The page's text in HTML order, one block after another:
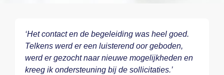
‘Het contact en de begeleiding was heel goed.
Telkens werd er een luisterend oor geboden,
werd er gezocht naar nieuwe mogelijkheden en
kreeg ik ondersteuning bij de sollicitaties.’